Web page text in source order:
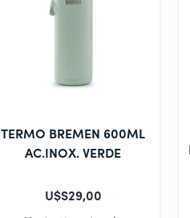
TERMO BREMEN 600ML
AC.INOX. VERDE
U$S29,00